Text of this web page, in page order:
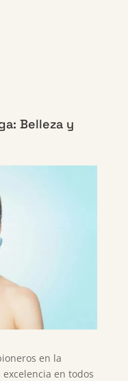
Belleza y
en la
en todos